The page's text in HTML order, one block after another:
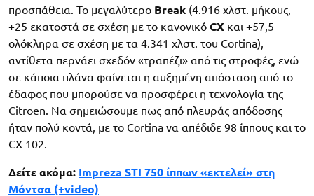
προσπάθεια. Το μεγαλύτερο Break (4.916 χλστ. μήκους,
+25 εκατοστά σε σχέση με το κανονικό CX και +57,5
ολόκληρα σε σχέση με τα 4.341 χλστ. του Cortina),
αντίθετα περνάει σχεδόν «τραπέζι» από τις στροφές, ενώ
σε κάποια πλάνα φαίνεται η αυξημένη απόσταση από το
έδαφος που μπορούσε να προσφέρει η τεχνολογία της
Citroen. Να σημειώσουμε πως από πλευράς απόδοσης
ήταν πολύ κοντά, με το Cortina να απέδιδε 98 ίππους και το
CX 102.
Δείτε ακόμα: Impreza STI 750 ίππων «εκτελεί» στη
Μόντσα (+video)